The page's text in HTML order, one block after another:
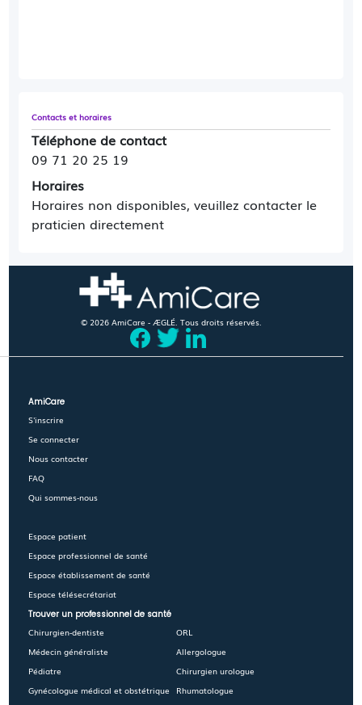
Contacts et horaires
Téléphone de contact
09 71 20 25 19
Horaires
Horaires non disponibles, veuillez contacter le
praticien directement
© 2026 AmiCare - ÆGLÉ. Tous droits réservés.
AmiCare
S'inscrire
Se connecter
Nous contacter
FAQ
Qui sommes-nous
Espace patient
Espace professionnel de santé
Espace établissement de santé
Espace télésecrétariat
Trouver un professionnel de santé
Chirurgien-dentiste
Médecin généraliste
Pédiatre
Gynécologue médical et obstétrique
ORL
Allergologue
Chirurgien urologue
Rhumatologue